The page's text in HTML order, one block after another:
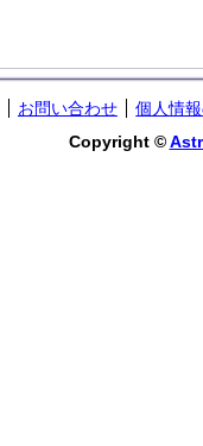
お問い合わせ
個人情
Copyright ©